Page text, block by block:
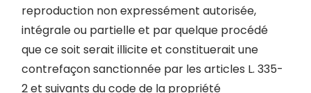
reproduction non expressément autorisée,
intégrale ou partielle et par quelque procédé
que ce soit serait illicite et constituerait une
contrefaçon sanctionnée par les articles L. 335-
2 et suivants du code de la propriété